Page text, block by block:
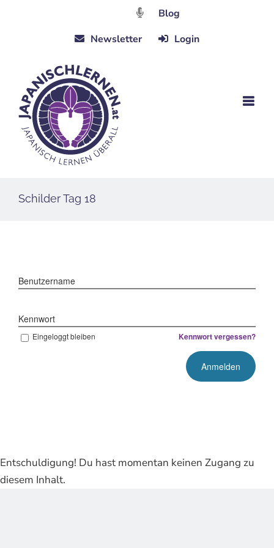
Blog
Newsletter
Login
Schilder Tag 18
Benutzername
Kennwort
Eingeloggt bleiben Kennwort vergessen?
Entschuldigung! Du hast momentan keinen Zugang zu
diesem Inhalt.